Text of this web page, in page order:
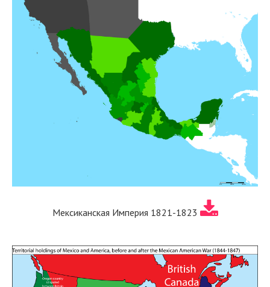
Мексиканская Империя 1821-1823